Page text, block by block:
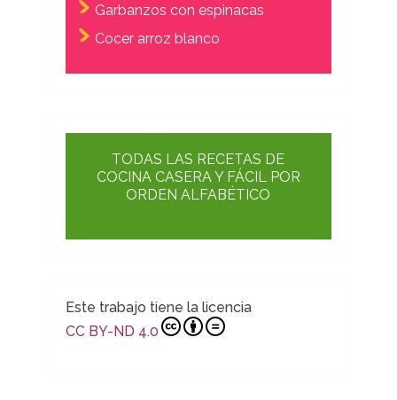
Garbanzos con espinacas
Cocer arroz blanco
TODAS LAS RECETAS DE
COCINA CASERA Y FÁCIL POR
ORDEN ALFABÉTICO
Este trabajo tiene la licencia
CC BY-ND 4.0